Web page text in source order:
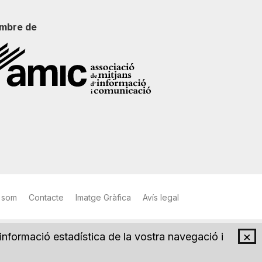
×
estadística de la vostra navegació i
de
Contacte Imatge Gràfica Avís legal